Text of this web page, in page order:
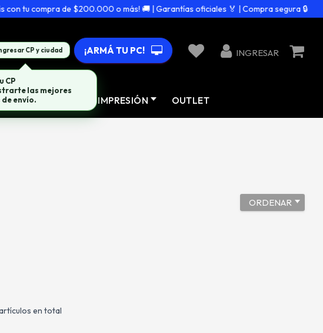
con tu compra de $200.000 o más! 🚚 | Garantías oficiales 🏅 | Compra segura 🔒
CP y ciudad ¡ARMÁ TU PC! INGRESAR
IMPRESIÓN OUTLET
ORDENAR
en total
CP
las mejores
envío.